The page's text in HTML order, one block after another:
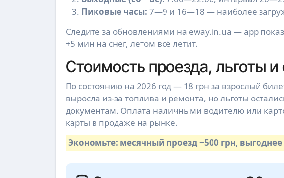
Пиковые часы: 7—9 и 16—18 — наиболее
Следите за обновлениями на eway.in.ua — app
+5 мин на снег, летом всё летит.
Стоимость проезда, льготы и
По состоянию на 2026 год — 18 грн за взрослый
выросла из-за топлива и ремонта, но льготы
документам. Оплата наличными водителю или
карты в продаже на рынке.
Экономьте: месячный проезд ~500 грн, выгоднее